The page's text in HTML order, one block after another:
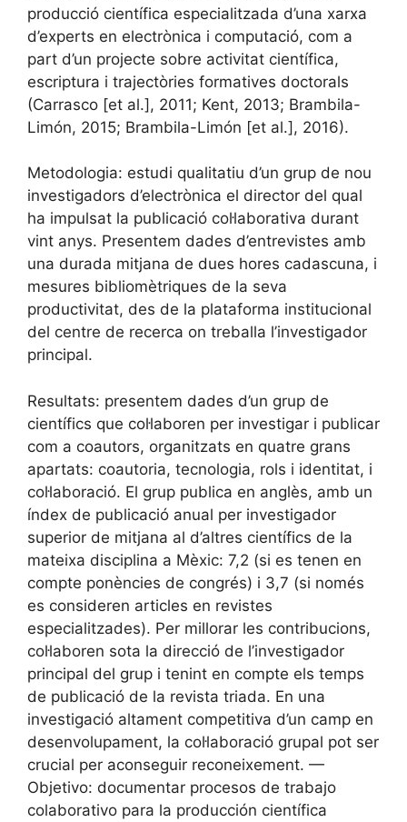
producció científica especialitzada d’una xarxa
d’experts en electrònica i computació, com a
part d’un projecte sobre activitat científica,
escriptura i trajectòries formatives doctorals
(Carrasco [et al.], 2011; Kent, 2013; Brambila-
Limón, 2015; Brambila-Limón [et al.], 2016).
Metodologia: estudi qualitatiu d’un grup de nou
investigadors d’electrònica el director del qual
ha impulsat la publicació col·laborativa durant
vint anys. Presentem dades d’entrevistes amb
una durada mitjana de dues hores cadascuna, i
mesures bibliomètriques de la seva
productivitat, des de la plataforma institucional
del centre de recerca on treballa l’investigador
principal.
Resultats: presentem dades d’un grup de
científics que col·laboren per investigar i publicar
com a coautors, organitzats en quatre grans
apartats: coautoria, tecnologia, rols i identitat, i
col·laboració. El grup publica en anglès, amb un
índex de publicació anual per investigador
superior de mitjana al d’altres científics de la
mateixa disciplina a Mèxic: 7,2 (si es tenen en
compte ponències de congrés) i 3,7 (si només
es consideren articles en revistes
especialitzades). Per millorar les contribucions,
col·laboren sota la direcció de l’investigador
principal del grup i tenint en compte els temps
de publicació de la revista triada. En una
investigació altament competitiva d’un camp en
desenvolupament, la col·laboració grupal pot ser
crucial per aconseguir reconeixement. —
Objetivo: documentar procesos de trabajo
colaborativo para la producción científica